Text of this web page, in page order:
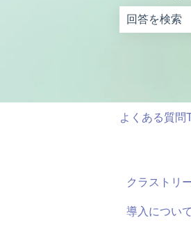
よくある質問
クラストリ
導入について